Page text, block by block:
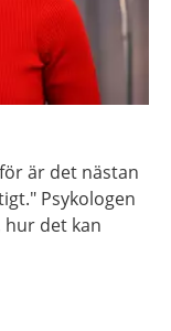
är det nästan
Psykologen
hur det kan